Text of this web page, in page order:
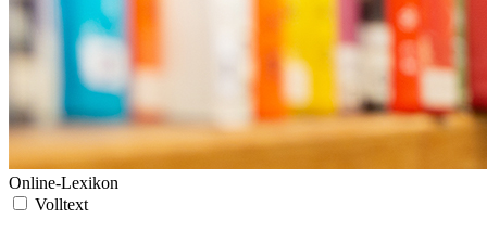
Online-Lexikon
Volltext